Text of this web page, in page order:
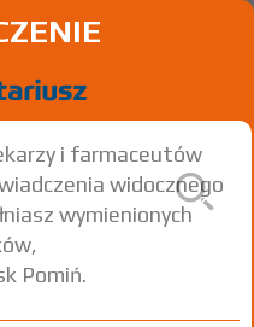
i farmaceutów
widocznego
wymienionych
Pomiń.